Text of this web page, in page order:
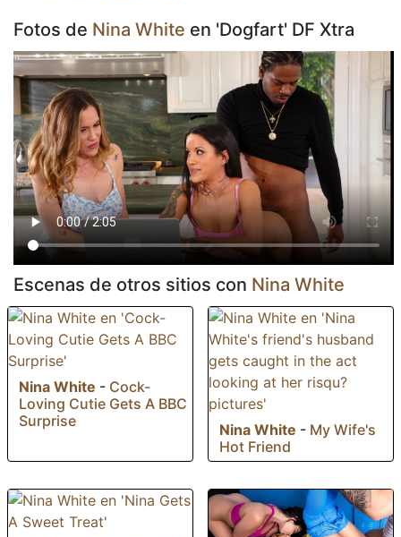
Fotos de Nina White en 'Dogfart' DF Xtra
Escenas de otros sitios con Nina White
Nina White - Cock-
Loving Cutie Gets A BBC
Surprise
Nina White - My Wife's
Hot Friend